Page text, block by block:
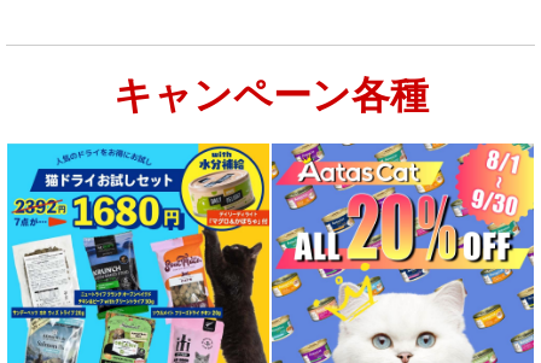
キャンペーン各種